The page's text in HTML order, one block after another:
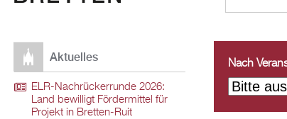
Nach
Aktuelles
ELR-Nachrückerrunde 2026:
Land bewilligt Fördermittel für
Projekt in Bretten-Ruit